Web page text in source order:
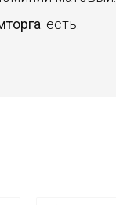
: есть.